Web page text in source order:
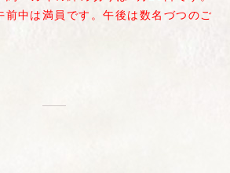
中は満員です。午後は数名づつのご